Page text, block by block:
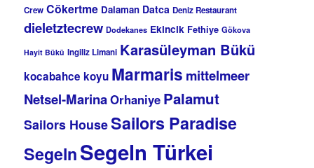
Crew Cökertme Dalaman Datca Deniz Restaurant
dieletztecrew Dodekanes Ekincik Fethiye Gökova
Hayit Bükü Ingiliz Limani Karasüleyman Bükü
kocabahce koyu Marmaris mittelmeer
Netsel-MarinaOrhaniye Palamut
Sailors HouseSailors Paradise
SegelnSegeln Türkei